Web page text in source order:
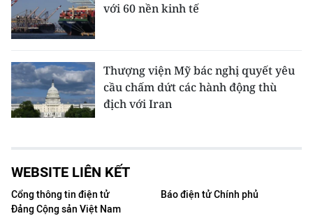
với 60 nền kinh tế
Thượng viện Mỹ bác nghị quyết yêu
cầu chấm dứt các hành động thù
địch với Iran
WEBSITE LIÊN KẾT
Cổng thông tin điện tử
Đảng Cộng sản Việt Nam
Báo điện tử Chính phủ